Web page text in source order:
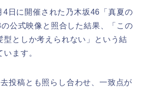
4日に開催された乃木坂46「真夏の
公式映像と照合した結果、「この
型としか考えられない」という結
ます。
投稿とも照らし合わせ、一致点が